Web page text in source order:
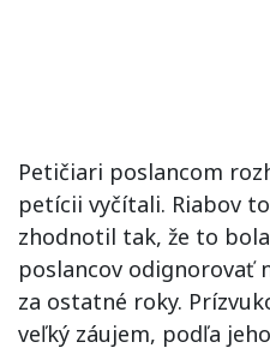
Petičiari poslancom
petícii vyčítali. Riabov
zhodnotil tak, že to
poslancov odignorovať
za ostatné roky.
veľký záujem, podľa